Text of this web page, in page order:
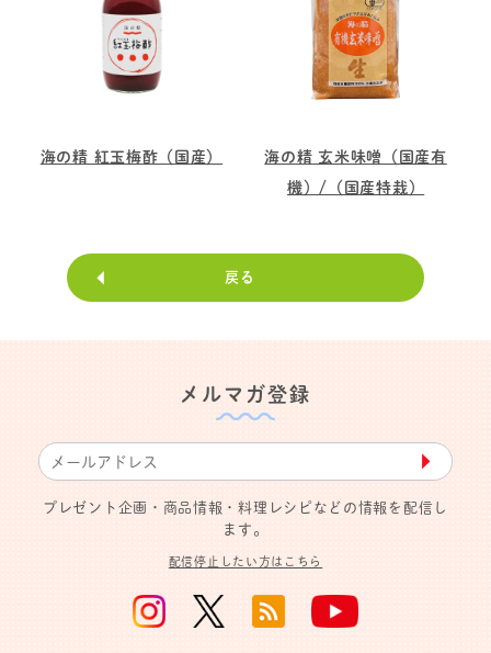
海の精 紅玉梅酢（国産）
海の精 玄米味噌（国産有
機）/（国産特栽）
戻る
メルマガ登録
▶︎
プレゼント企画・商品情報・料理レシピなどの情報を配信し
ます。
配信停止したい方はこちら